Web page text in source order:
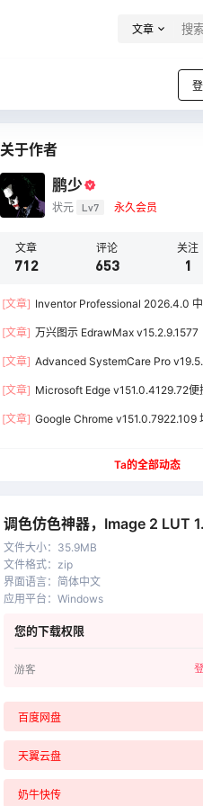
文章
关于作者
鹏少
状元 Lv7 永久会员
文章
712
评论
653
关注
1
[文章] Inventor Professional 2026.4.0
[文章] 万兴图示 EdrawMax v15.2.9.1577
[文章] Advanced SystemCare Pro
[文章] Microsoft Edge v151.0.4129.72便
[文章] Google Chrome v151.0.7922.109
Ta的全部动态
调色仿色神器，Image 2 LUT
文件大小： 35.9MB
文件格式： zip
界面语言： 简体中文
应用平台 ： Windows
您的下载权限
游客
百度网盘
天翼云盘
奶牛快传